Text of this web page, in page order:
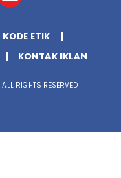
KODE ETIK
KONTAK IKLAN
RIGHTS RESERVED